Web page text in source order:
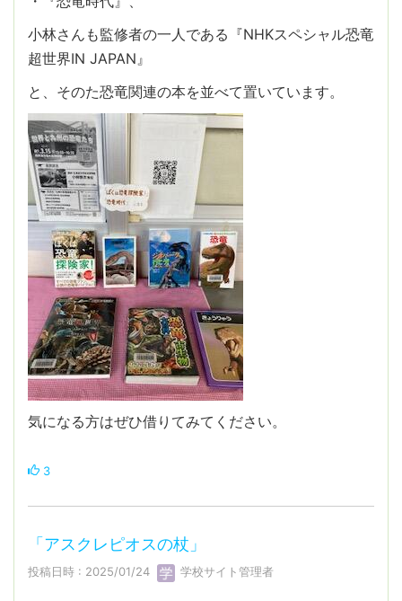
小林さんも監修者の一人である『NHKスペシャル恐竜
超世界IN JAPAN』
と、そのた恐竜関連の本を並べて置いています。
気になる方はぜひ借りてみてください。
3
「アスクレピオスの杖」
投稿日時 : 2025/01/24 学校サイト管理者